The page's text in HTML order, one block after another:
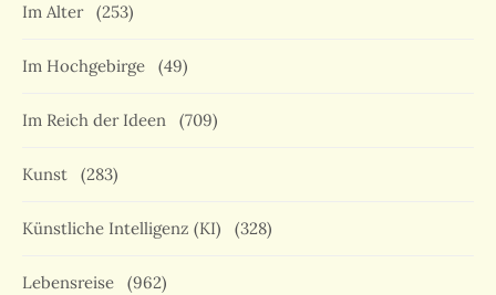
Im Alter (253)
Im Hochgebirge (49)
Im Reich der Ideen (709)
Kunst (283)
Künstliche Intelligenz (KI) (328)
Lebensreise (962)